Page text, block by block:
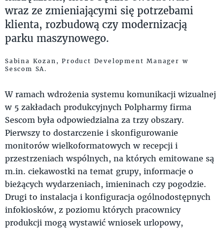
wraz ze zmieniającymi się potrzebami
klienta, rozbudową czy modernizacją
parku maszynowego.
Sabina Kozan, Product Development Manager w
Sescom SA.
W ramach wdrożenia systemu komunikacji wizualnej
w 5 zakładach produkcyjnych Polpharmy firma
Sescom była odpowiedzialna za trzy obszary.
Pierwszy to dostarczenie i skonfigurowanie
monitorów wielkoformatowych w recepcji i
przestrzeniach wspólnych, na których emitowane są
m.in. ciekawostki na temat grupy, informacje o
bieżących wydarzeniach, imieninach czy pogodzie.
Drugi to instalacja i konfiguracja ogólnodostępnych
infokiosków, z poziomu których pracownicy
produkcji mogą wystawić wniosek urlopowy,